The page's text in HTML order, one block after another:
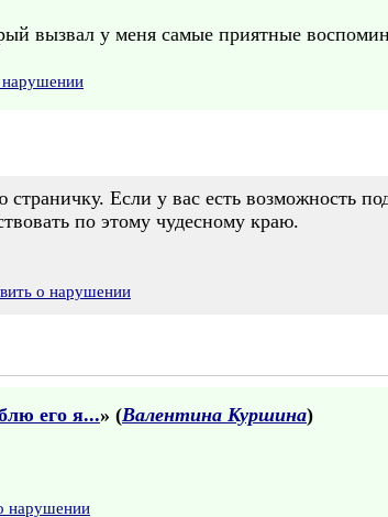
вызвал у меня самые приятные
нарушении
Если у вас есть возможность
по этому чудесному краю.
о нарушении
его я...» (Валентина Куршина)
нарушении